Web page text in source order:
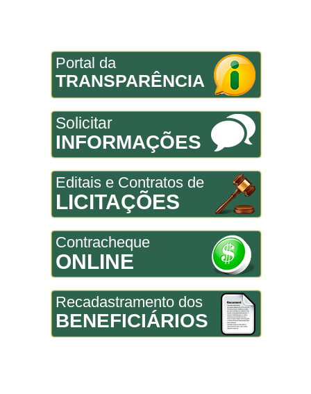
Portal da
TRANSPARÊNCIA
Solicitar
INFORMAÇÕES
Editais e Contratos de
LICITAÇÕES
Contracheque
ONLINE
Recadastramento dos
BENEFICIÁRIOS